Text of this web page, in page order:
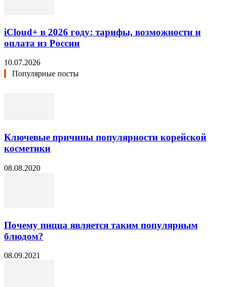
iCloud+ в 2026 году: тарифы, возможности и
оплата из России
10.07.2026
Популярные посты
Ключевые причины популярности корейской
косметики
08.08.2020
Почему пицца является таким популярным
блюдом?
08.09.2021